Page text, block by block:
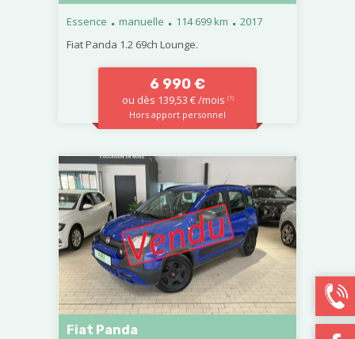
Essence . manuelle . 114 699 km . 2017
Fiat Panda 1.2 69ch Lounge.
6 990 €
ou dès 139,53 € /mois (1)
Hors apport personnel
Fiat Panda